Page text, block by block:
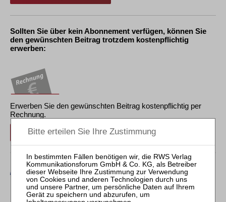
Sollten Sie über kein Abonnement verfügen, können Sie
den gewünschten Beitrag trotzdem kostenpflichtig
erwerben:
Erwerben Sie den gewünschten Beitrag kostenpflichtig per
Rechnung.
Beitrag für 21,90 € inkl. 7 % MwSt. kaufen
Erwerben Sie den gewünschten Beitrag kostenpflichtig mit
PayPal.